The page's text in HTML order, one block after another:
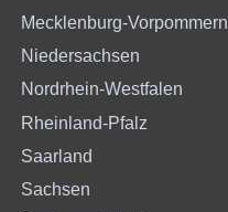
Mecklenburg-Vorpommern
Niedersachsen
Nordrhein-Westfalen
Rheinland-Pfalz
Saarland
Sachsen